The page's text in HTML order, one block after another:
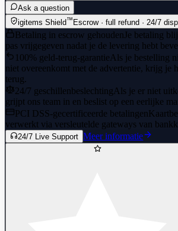
Ask a question
igitems Shield™Escrow · full refund · 24/7
Betaling in escrow gehouden Je betaling
pas vrijgegeven nadat je de levering hebt
100% geld-terug-garantieAls je bestelling
niet overeenkomt met de advertentie, krijg je
terug.
24/7 geschillenbeslechtingAls je er niet
grijpt ons team in en beslist op een eerlijke
PCI DSS-gecertificeerde betalingen
verwerkt via versleutelde gateways van
24/7 Live Support Meer informatie